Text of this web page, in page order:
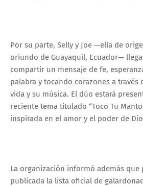
Por su parte, Selly y Joe —ella de
oriundo de Guayaquil, Ecuador—
compartir un mensaje de fe,
palabra y tocando corazones a
vida y su música. El dúo estará
reciente tema titulado “Toco Tu
inspirada en el amor y el poder de
La organización informó además que
publicada la lista oficial de